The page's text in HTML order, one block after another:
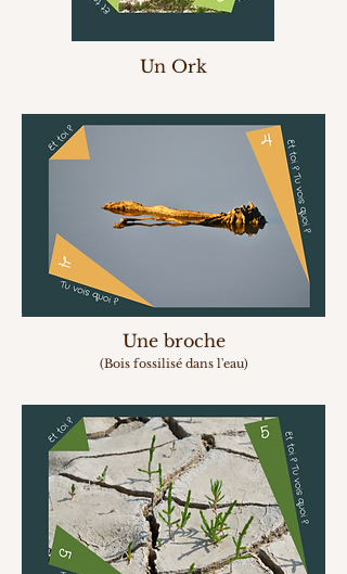
Un Ork
Une broche
(Bois fossilisé dans l'eau)